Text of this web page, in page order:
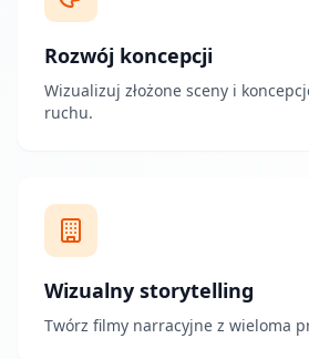
Rozwój koncepcji
Wizualizuj złożone sceny i
ruchu.
Wizualny storytelling
Twórz filmy narracyjne z wieloma